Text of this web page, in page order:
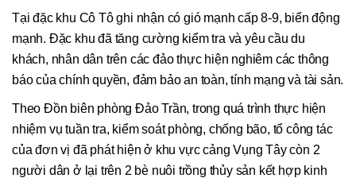
Tại đặc khu Cô Tô ghi nhận có gió mạnh cấp 8-9, biển động
mạnh. Đặc khu đã tăng cường kiểm tra và yêu cầu du
khách, nhân dân trên các đảo thực hiện nghiêm các thông
báo của chính quyền, đảm bảo an toàn, tính mạng và tài sản.
Theo Đồn biên phòng Đảo Trần, trong quá trình thực hiện
nhiệm vụ tuần tra, kiểm soát phòng, chống bão, tổ công tác
của đơn vị đã phát hiện ở khu vực cảng Vụng Tây còn 2
người dân ở lại trên 2 bè nuôi trồng thủy sản kết hợp kinh